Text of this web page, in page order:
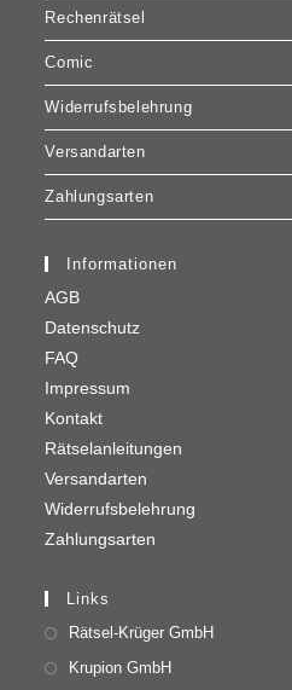
Rechenrätsel
Comic
Widerrufsbelehrung
Versandarten
Zahlungsarten
Informationen
AGB
Datenschutz
FAQ
Impressum
Kontakt
Rätselanleitungen
Versandarten
Widerrufsbelehrung
Zahlungsarten
Links
Rätsel-Krüger GmbH
Krupion GmbH